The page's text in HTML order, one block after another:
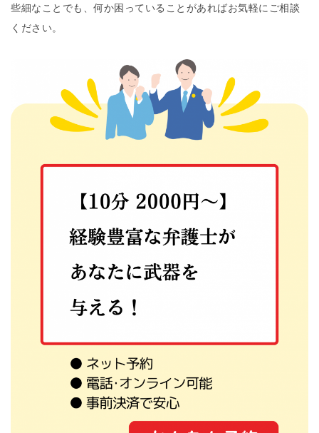
些細なことでも、何か困っていることがあればお気軽にご相談
ください。